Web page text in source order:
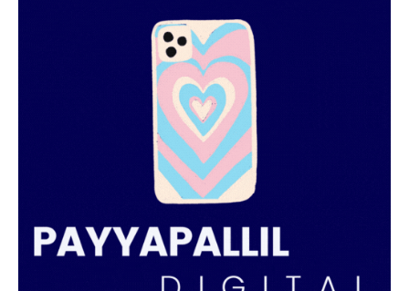
PALA VISION
My account
Grievance Redressal